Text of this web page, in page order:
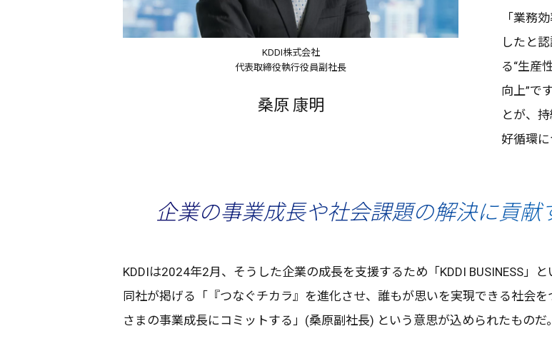
KDDI株式会社
代表取締役執行役員副社長
桑原 康明
「 業務
したと
る“生産
向上”です
とが、
好循環
企業の事業成長や社会課題の解決に貢献
KDDIは2024年2月、そうした企業の成長を支援するため「KDDI BUSINESS」と
同社が掲げる「『つなぐチカラ』を進化させ、誰もが思いを実現できる社会を
さまの事業成長に コミットする」(桑原副社長) という 意思が込められたものだ。